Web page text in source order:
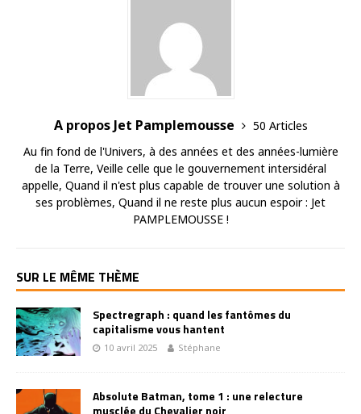
A propos Jet Pamplemousse
50 Articles
Au fin fond de l'Univers, à des années et des années-lumière
de la Terre, Veille celle que le gouvernement intersidéral
appelle, Quand il n'est plus capable de trouver une solution à
ses problèmes, Quand il ne reste plus aucun espoir : Jet
PAMPLEMOUSSE !
SUR LE MÊME THÈME
Spectregraph : quand les fantômes du
capitalisme vous hantent
10 avril 2025 Stéphane
Absolute Batman, tome 1 : une relecture